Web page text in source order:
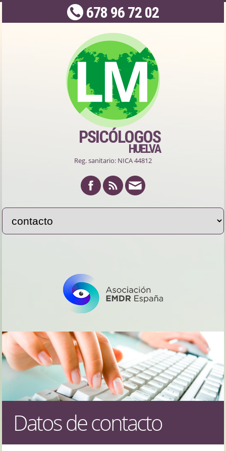
678 96 72 02
PSICÓLOGOS
HUELVA
Reg. sanitario: NICA 44812
Datos de contacto